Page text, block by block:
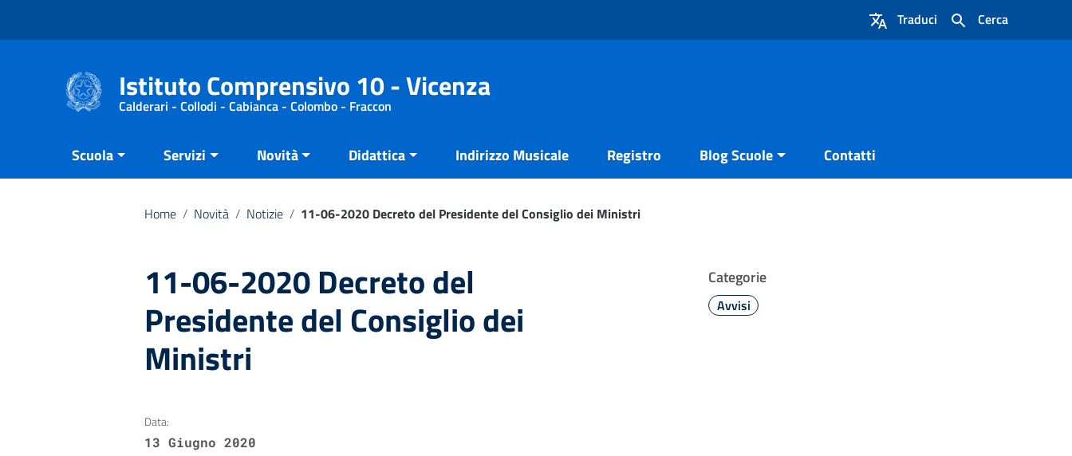
Cerca
Traduci
Istituto Comprensivo 10 - Vicenza
Calderari - Collodi - Cabianca - Colombo - Fraccon
Scuola Servizi Novità Didattica Indirizzo Musicale Registro Blog Scuole Contatti
Home / Novità / Notizie / 11-06-2020 Decreto del Presidente del Consiglio dei Ministri
11-06-2020 Decreto del
Presidente del Consiglio dei
Ministri
Categorie
Avvisi
Data:
13 Giugno 2020